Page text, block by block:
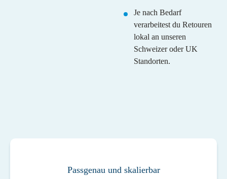
Je nach Bedarf
verarbeitest du Retouren
lokal an unseren
Schweizer oder UK
Standorten.
Passgenau und skalierbar